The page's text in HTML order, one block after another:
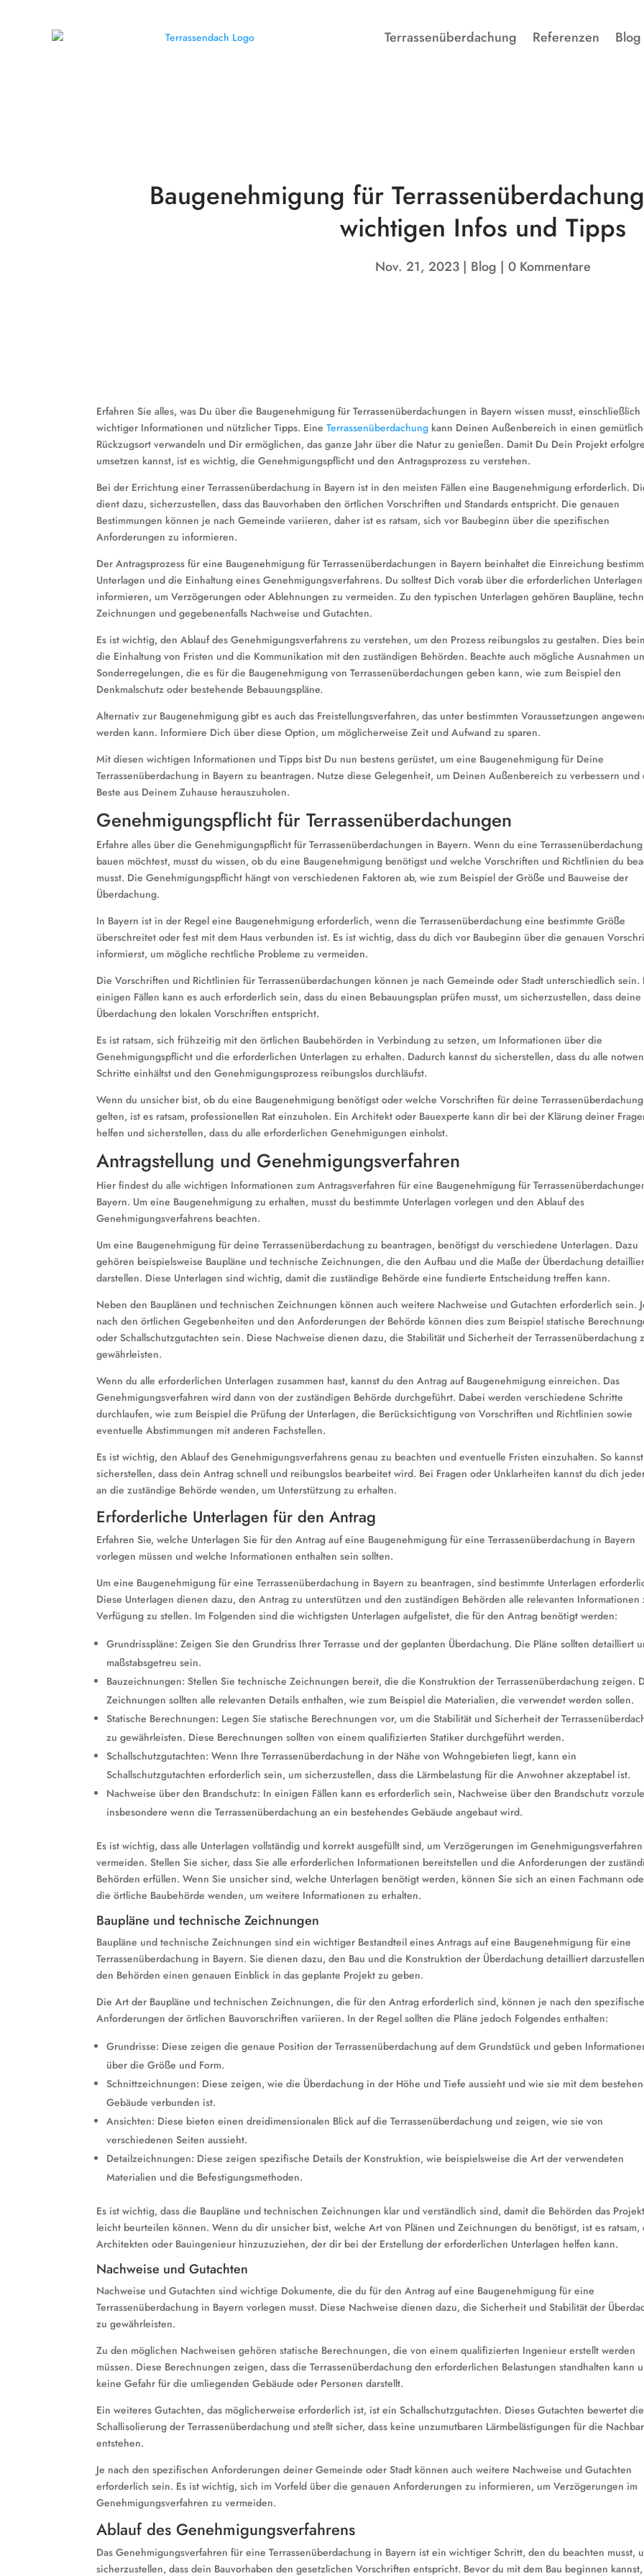
Terrassenüberdachung Referenzen Blog
Baugenehmigung für
wichtigen Infos und Tipps
Nov. 21, 2023 Blog 0 Kommentare
Erfahren Sie alles, was Du über die Baugenehmigung für Terrassenüberdachungen in Bayern wissen musst, einschließlich
wichtiger Informationen und nützlicher Tipps. EineTerrassenüberdachung kann Deinen Außenbereich in einen
Rückzugsort verwandeln und Dir ermöglichen, das ganze Jahr über die Natur zu genießen. Damit Du Dein Projekt
umsetzen kannst, ist es wichtig, die Genehmigungspflicht und den Antragsprozess zu verstehen.
Bei der Errichtung einer Terrassenüberdachung in Bayern ist in den meisten Fällen eine Baugenehmigung erforderlich.
dient dazu, sicherzustellen, dass das Bauvorhaben den örtlichen Vorschriften und Standards entspricht. Die genauen
Bestimmungen können je nach Gemeinde variieren, daher ist es ratsam, sich vor Baubeginn über die spezifischen
Anforderungen zu informieren.
Der Antragsprozess für eine Baugenehmigung für Terrassenüberdachungen in Bayern beinhaltet die Einreichung
Unterlagen und die Einhaltung eines Genehmigungsverfahrens. Du solltest Dich vorab über die erforderlichen Unterlagen
informieren, um Verzögerungen oder Ablehnungen zu vermeiden. Zu den typischen Unterlagen gehören Baupläne,
Zeichnungen und gegebenenfalls Nachweise und Gutachten.
Es ist wichtig, den Ablauf des Genehmigungsverfahrens zu verstehen, um den Prozess reibungslos zu gestalten. Dies
die Einhaltung von Fristen und die Kommunikation mit den zuständigen Behörden. Beachte auch mögliche Ausnahmen
Sonderregelungen, die es für die Baugenehmigung von Terrassenüberdachungen geben kann, wie zum Beispiel den
Denkmalschutz oder bestehende Bebauungspläne.
Alternativ zur Baugenehmigung gibt es auch das Freistellungsverfahren, das unter bestimmten Voraussetzungen
werden kann. Informiere Dich über diese Option, um möglicherweise Zeit und Aufwand zu sparen.
Mit diesen wichtigen Informationen und Tipps bist Du nun bestens gerüstet, um eine Baugenehmigung für Deine
Terrassenüberdachung in Bayern zu beantragen. Nutze diese Gelegenheit, um Deinen Außenbereich zu verbessern und
Beste aus Deinem Zuhause herauszuholen.
Genehmigungspflicht für Terrassenüberdachungen
Erfahre alles über die Genehmigungspflicht für Terrassenüberdachungen in Bayern. Wenn du eine Terrassenüberdachung
bauen möchtest, musst du wissen, ob du eine Baugenehmigung benötigst und welche Vorschriften und Richtlinien du
musst. Die Genehmigungspflicht hängt von verschiedenen Faktoren ab, wie zum Beispiel der Größe und Bauweise der
Überdachung.
In Bayern ist in der Regel eine Baugenehmigung erforderlich, wenn die Terrassenüberdachung eine bestimmte Größe
überschreitet oder fest mit dem Haus verbunden ist. Es ist wichtig, dass du dich vor Baubeginn über die genauen
informierst, um mögliche rechtliche Probleme zu vermeiden.
Die Vorschriften und Richtlinien für Terrassenüberdachungen können je nach Gemeinde oder Stadt unterschiedlich sein.
einigen Fällen kann es auch erforderlich sein, dass du einen Bebauungsplan prüfen musst, um sicherzustellen, dass deine
Überdachung den lokalen Vorschriften entspricht.
Es ist ratsam, sich frühzeitig mit den örtlichen Baubehörden in Verbindung zu setzen, um Informationen über die
Genehmigungspflicht und die erforderlichen Unterlagen zu erhalten. Dadurch kannst du sicherstellen, dass du alle
Schritte einhältst und den Genehmigungsprozess reibungslos durchläufst.
Wenn du unsicher bist, ob du eine Baugenehmigung benötigst oder welche Vorschriften für deine Terrassenüberdachung
gelten, ist es ratsam, professionellen Rat einzuholen. Ein Architekt oder Bauexperte kann dir bei der Klärung deiner
helfen und sicherstellen, dass du alle erforderlichen Genehmigungen einholst.
Antragstellung und Genehmigungsverfahren
Hier findest du alle wichtigen Informationen zum Antragsverfahren für eine Baugenehmigung für
Bayern. Um eine Baugenehmigung zu erhalten, musst du bestimmte Unterlagen vorlegen und den Ablauf des
Genehmigungsverfahrens beachten.
Um eine Baugenehmigung für deine Terrassenüberdachung zu beantragen, benötigst du verschiedene Unterlagen. Dazu
gehören beispielsweise Baupläne und technische Zeichnungen, die den Aufbau und die Maße der Überdachung
darstellen. Diese Unterlagen sind wichtig, damit die zuständige Behörde eine fundierte Entscheidung treffen kann.
Neben den Bauplänen und technischen Zeichnungen können auch weitere Nachweise und Gutachten erforderlich sein.
nach den örtlichen Gegebenheiten und den Anforderungen der Behörde können dies zum Beispiel statische
oder Schallschutzgutachten sein. Diese Nachweise dienen dazu, die Stabilität und Sicherheit der Terrassenüberdachung
gewährleisten.
Wenn du alle erforderlichen Unterlagen zusammen hast, kannst du den Antrag auf Baugenehmigung einreichen. Das
Genehmigungsverfahren wird dann von der zuständigen Behörde durchgeführt. Dabei werden verschiedene Schritte
durchlaufen, wie zum Beispiel die Prüfung der Unterlagen, die Berücksichtigung von Vorschriften und Richtlinien sowie
eventuelle Abstimmungen mit anderen Fachstellen.
Es ist wichtig, den Ablauf des Genehmigungsverfahrens genau zu beachten und eventuelle Fristen einzuhalten. So
sicherstellen, dass dein Antrag schnell und reibungslos bearbeitet wird. Bei Fragen oder Unklarheiten kannst du dich
an die zuständige Behörde wenden, um Unterstützung zu erhalten.
Erforderliche Unterlagen für den Antrag
Erfahren Sie, welche Unterlagen Sie für den Antrag auf eine Baugenehmigung für eine Terrassenüberdachung in Bayern
vorlegen müssen und welche Informationen enthalten sein sollten.
Um eine Baugenehmigung für eine Terrassenüberdachung in Bayern zu beantragen, sind bestimmte Unterlagen
Diese Unterlagen dienen dazu, den Antrag zu unterstützen und den zuständigen Behörden alle relevanten Informationen
Verfügung zu stellen. Im Folgenden sind die wichtigsten Unterlagen aufgelistet, die für den Antrag benötigt werden:
Grundrisspläne: Zeigen Sie den Grundriss Ihrer Terrasse und der geplanten Überdachung. Die Pläne sollten detailliert
maßstabsgetreu sein.
Bauzeichnungen: Stellen Sie technische Zeichnungen bereit, die die Konstruktion der Terrassenüberdachung zeigen.
Zeichnungen sollten alle relevanten Details enthalten, wie zum Beispiel die Materialien, die verwendet werden sollen.
Statische Berechnungen: Legen Sie statische Berechnungen vor, um die Stabilität und Sicherheit der
zu gewährleisten. Diese Berechnungen sollten von einem qualifizierten Statiker durchgeführt werden.
Schallschutzgutachten: Wenn Ihre Terrassenüberdachung in der Nähe von Wohngebieten liegt, kann ein
Schallschutzgutachten erforderlich sein, um sicherzustellen, dass die Lärmbelastung für die Anwohner akzeptabel ist.
Nachweise über den Brandschutz: In einigen Fällen kann es erforderlich sein, Nachweise über den Brandschutz
insbesondere wenn die Terrassenüberdachung an ein bestehendes Gebäude angebaut wird.
Es ist wichtig, dass alle Unterlagen vollständig und korrekt ausgefüllt sind, um Verzögerungen im
vermeiden. Stellen Sie sicher, dass Sie alle erforderlichen Informationen bereitstellen und die Anforderungen der
Behörden erfüllen. Wenn Sie unsicher sind, welche Unterlagen benötigt werden, können Sie sich an einen Fachmann
die örtliche Baubehörde wenden, um weitere Informationen zu erhalten.
Baupläne und technische Zeichnungen
Baupläne und technische Zeichnungen sind ein wichtiger Bestandteil eines Antrags auf eine Baugenehmigung für eine
Terrassenüberdachung in Bayern. Sie dienen dazu, den Bau und die Konstruktion der Überdachung detailliert
den Behörden einen genauen Einblick in das geplante Projekt zu geben.
Die Art der Baupläne und technischen Zeichnungen, die für den Antrag erforderlich sind, können je nach den
Anforderungen der örtlichen Bauvorschriften variieren. In der Regel sollten die Pläne jedoch Folgendes enthalten:
Grundrisse: Diese zeigen die genaue Position der Terrassenüberdachung auf dem Grundstück und geben
über die Größe und Form.
Schnittzeichnungen: Diese zeigen, wie die Überdachung in der Höhe und Tiefe aussieht und wie sie mit dem
Gebäude verbunden ist.
Ansichten: Diese bieten einen dreidimensionalen Blick auf die Terrassenüberdachung und zeigen, wie sie von
verschiedenen Seiten aussieht.
Detailzeichnungen: Diese zeigen spezifische Details der Konstruktion, wie beispielsweise die Art der verwendeten
Materialien und die Befestigungsmethoden.
Es ist wichtig, dass die Baupläne und technischen Zeichnungen klar und verständlich sind, damit die Behörden das Projekt
leicht beurteilen können. Wenn du dir unsicher bist, welche Art von Plänen und Zeichnungen du benötigst, ist es ratsam,
Architekten oder Bauingenieur hinzuzuziehen, der dir bei der Erstellung der erforderlichen Unterlagen helfen kann.
Nachweise und Gutachten
Nachweise und Gutachten sind wichtige Dokumente, die du für den Antrag auf eine Baugenehmigung für eine
Terrassenüberdachung in Bayern vorlegen musst. Diese Nachweise dienen dazu, die Sicherheit und Stabilität der
zu gewährleisten.
Zu den möglichen Nachweisen gehören statische Berechnungen, die von einem qualifizierten Ingenieur erstellt werden
müssen. Diese Berechnungen zeigen, dass die Terrassenüberdachung den erforderlichen Belastungen standhalten kann
keine Gefahr für die umliegenden Gebäude oder Personen darstellt.
Ein weiteres Gutachten, das möglicherweise erforderlich ist, ist ein Schallschutzgutachten. Dieses Gutachten bewertet die
Schallisolierung der Terrassenüberdachung und stellt sicher, dass keine unzumutbaren Lärmbelästigungen für die
entstehen.
Je nach den spezifischen Anforderungen deiner Gemeinde oder Stadt können auch weitere Nachweise und Gutachten
erforderlich sein. Es ist wichtig, sich im Vorfeld über die genauen Anforderungen zu informieren, um Verzögerungen im
Genehmigungsverfahren zu vermeiden.
Ablauf des Genehmigungsverfahrens
Das Genehmigungsverfahren für eine Terrassenüberdachung in Bayern ist ein wichtiger Schritt, den du beachten musst,
sicherzustellen, dass dein Bauvorhaben den gesetzlichen Vorschriften entspricht. Bevor du mit dem Bau beginnen kannst,